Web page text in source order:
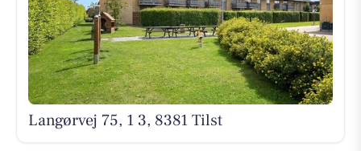
Langørvej 75, 1 3, 8381 Tilst